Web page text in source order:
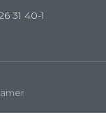
31 40-1